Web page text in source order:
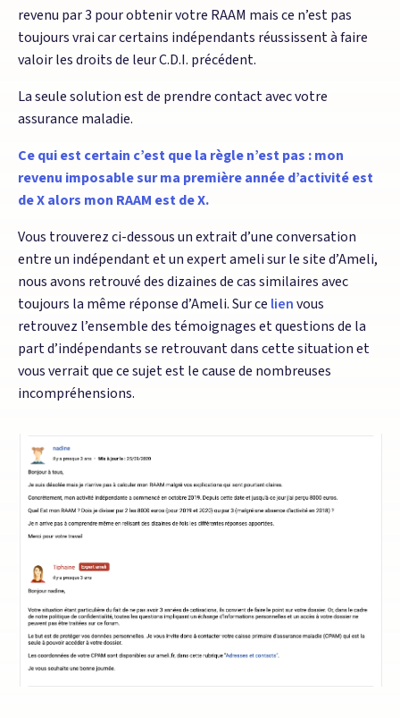
revenu par 3 pour obtenir votre RAAM mais ce n’est pas
toujours vrai car certains indépendants réussissent à faire
valoir les droits de leur C.D.I. précédent.
La seule solution est de prendre contact avec votre
assurance maladie.
Ce qui est certain c’est que la règle n’est pas : mon
revenu imposable sur ma première année d’activité est
de X alors mon RAAM est de X.
Vous trouverez ci-dessous un extrait d’une conversation
entre un indépendant et un expert ameli sur le site d’Ameli,
nous avons retrouvé des dizaines de cas similaires avec
toujours la même réponse d’Ameli. Sur ce lienvous
retrouvez l’ensemble des témoignages et questions de la
part d’indépendants se retrouvant dans cette situation et
vous verrait que ce sujet est le cause de nombreuses
incompréhensions.